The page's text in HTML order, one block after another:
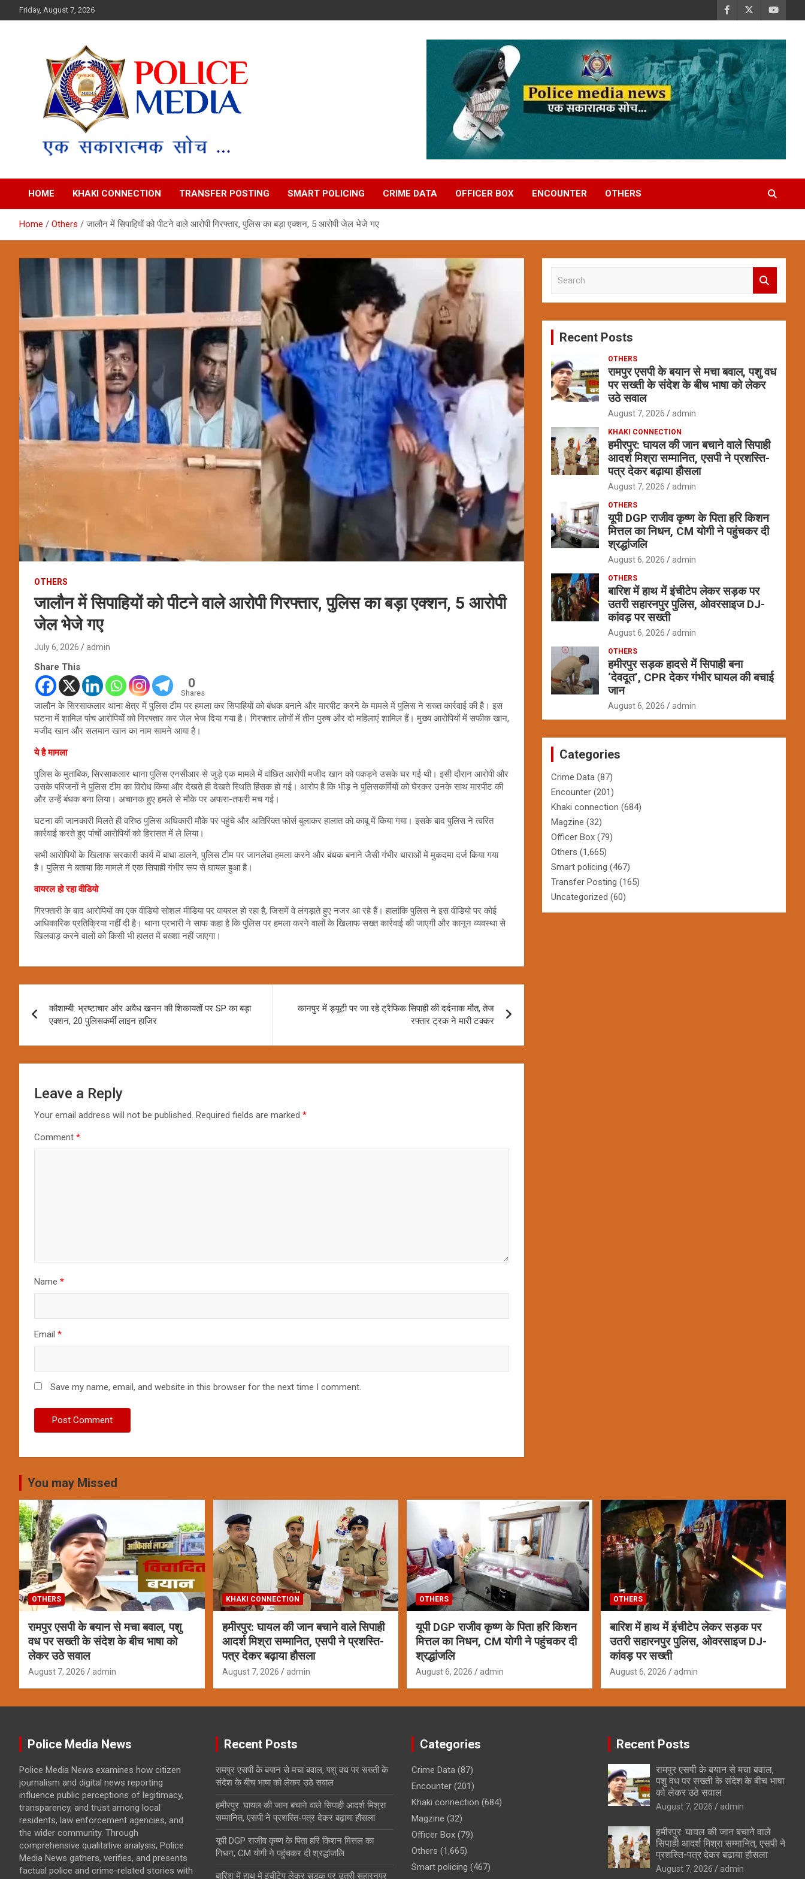
to
Friday, August 7, 2026
Police Media News
HOME KHAKI CONNECTION TRANSFER POSTING SMART POLICING CRIME DATA OFFICER BOX ENCOUNTER OTHERS
Home Others जालौन में सिपाहियों को पीटने वाले आरोपी गिरफ्तार, पुलिस का बड़ा एक्शन, 5 आरोपी जेल भेजे गए
OTHERS
जालौन में सिपाहियों को पीटने वाले आरोपी गिरफ्तार, पुलिस का बड़ा एक्शन, 5 आरोपी
जेल भेजे गए
July 6, 2026 admin
Share This
0
Shares
जालौन के सिरसाकलार थाना क्षेत्र में पुलिस टीम पर हमला कर सिपाहियों को बंधक बनाने और मारपीट करने के मामले में पुलिस ने सख्त कार्रवाई की है। इस
घटना में शामिल पांच आरोपियों को गिरफ्तार कर जेल भेज दिया गया है। गिरफ्तार लोगों में तीन पुरुष और दो महिलाएं शामिल हैं। मुख्य आरोपियों में सफीक खान,
मजीद खान और सलमान खान का नाम सामने आया है।
ये है मामला
पुलिस के मुताबिक, सिरसाकलार थाना पुलिस एनसीआर से जुड़े एक मामले में वांछित आरोपी मजीद खान को पकड़ने उसके घर गई थी। इसी दौरान आरोपी और
उसके परिजनों ने पुलिस टीम का विरोध किया और देखते ही देखते स्थिति हिंसक हो गई। आरोप है कि भीड़ ने पुलिसकर्मियों को घेरकर उनके साथ मारपीट की
और उन्हें बंधक बना लिया। अचानक हुए हमले से मौके पर अफरा-तफरी मच गई।
घटना की जानकारी मिलते ही वरिष्ठ पुलिस अधिकारी मौके पर पहुंचे और अतिरिक्त फोर्स बुलाकर हालात को काबू में किया गया। इसके बाद पुलिस ने त्वरित
कार्रवाई करते हुए पांचों आरोपियों को हिरासत में ले लिया।
सभी आरोपियों के खिलाफ सरकारी कार्य में बाधा डालने, पुलिस टीम पर जानलेवा हमला करने और बंधक बनाने जैसी गंभीर धाराओं में मुकदमा दर्ज किया गया
है। पुलिस ने बताया कि मामले में एक सिपाही गंभीर रूप से घायल हुआ है।
वायरल हो रहा वीडियो
गिरफ्तारी के बाद आरोपियों का एक वीडियो सोशल मीडिया पर वायरल हो रहा है, जिसमें वे लंगड़ाते हुए नजर आ रहे हैं। हालांकि पुलिस ने इस वीडियो पर कोई
आधिकारिक प्रतिक्रिया नहीं दी है। थाना प्रभारी ने साफ कहा है कि पुलिस पर हमला करने वालों के खिलाफ सख्त कार्रवाई की जाएगी और कानून व्यवस्था से
खिलवाड़ करने वालों को किसी भी हालत में बख्शा नहीं जाएगा।
navigation
कौशाम्बी: भ्रष्टाचार और अवैध खनन की शिकायतों पर SP का बड़ा
एक्शन, 20 पुलिसकर्मी लाइन हाजिर
कानपुर में ड्यूटी पर जा रहे ट्रैफिक सिपाही की दर्दनाक मौत, तेज
रफ्तार ट्रक ने मारी टक्कर
Leave a Reply
Your email address will not be published. Required fields are marked *
Comment *
Name *
Email *
Save my name, email, and website in this browser for the next time I comment.
c
Recent Posts
OTHERS
रामपुर एसपी के बयान से मचा बवाल, पशु वध
पर सख्ती के संदेश के बीच भाषा को लेकर
उठे सवाल
August 7, 2026 admin
KHAKI CONNECTION
हमीरपुर: घायल की जान बचाने वाले सिपाही
आदर्श मिश्रा सम्मानित, एसपी ने प्रशस्ति-
पत्र देकर बढ़ाया हौसला
August 7, 2026 admin
OTHERS
यूपी DGP राजीव कृष्ण के पिता हरि किशन
मित्तल का निधन, CM योगी ने पहुंचकर दी
श्रद्धांजलि
August 6, 2026 admin
OTHERS
बारिश में हाथ में इंचीटेप लेकर सड़क पर
उतरी सहारनपुर पुलिस, ओवरसाइज DJ-
कांवड़ पर सख्ती
August 6, 2026 admin
OTHERS
हमीरपुर सड़क हादसे में सिपाही बना
‘देवदूत’, CPR देकर गंभीर घायल की बचाई
जान
August 6, 2026 admin
Categories
Crime Data (87)
Encounter (201)
Khaki connection (684)
Magzine (32)
Officer Box (79)
Others (1,665)
Smart policing (467)
Transfer Posting (165)
Uncategorized (60)
You may Missed
OTHERS
रामपुर एसपी के बयान से मचा बवाल, पशु
वध पर सख्ती के संदेश के बीच भाषा को
लेकर उठे सवाल
August 7, 2026 admin
KHAKI CONNECTION
हमीरपुर: घायल की जान बचाने वाले सिपाही
आदर्श मिश्रा सम्मानित, एसपी ने प्रशस्ति-
पत्र देकर बढ़ाया हौसला
August 7, 2026 admin
OTHERS
यूपी DGP राजीव कृष्ण के पिता हरि किशन
मित्तल का निधन, CM योगी ने पहुंचकर दी
श्रद्धांजलि
August 6, 2026 admin
OTHERS
बारिश में हाथ में इंचीटेप लेकर सड़क पर
उतरी सहारनपुर पुलिस, ओवरसाइज DJ-
कांवड़ पर सख्ती
August 6, 2026 admin
Police Media News
Police Media News examines how citizen
journalism and digital news reporting
influence public perceptions of legitimacy,
transparency, and trust among local
residents, law enforcement agencies, and
the wider community. Through
comprehensive qualitative analysis, Police
Media News gathers, verifies, and presents
factual police and crime-related stories with
Recent Posts
रामपुर एसपी के बयान से मचा बवाल, पशु वध पर सख्ती के
संदेश के बीच भाषा को लेकर उठे सवाल
हमीरपुर: घायल की जान बचाने वाले सिपाही आदर्श मिश्रा
सम्मानित, एसपी ने प्रशस्ति-पत्र देकर बढ़ाया हौसला
यूपी DGP राजीव कृष्ण के पिता हरि किशन मित्तल का
निधन, CM योगी ने पहुंचकर दी श्रद्धांजलि
बारिश में हाथ में इंचीटेप लेकर सड़क पर उतरी सहारनपुर
Categories
Crime Data (87)
Encounter (201)
Khaki connection (684)
Magzine (32)
Officer Box (79)
Others (1,665)
Smart policing (467)
Recent Posts
रामपुर एसपी के बयान से मचा बवाल,
पशु वध पर सख्ती के संदेश के बीच भाषा
को लेकर उठे सवाल
August 7, 2026 admin
हमीरपुर: घायल की जान बचाने वाले
सिपाही आदर्श मिश्रा सम्मानित, एसपी ने
प्रशस्ति-पत्र देकर बढ़ाया हौसला
August 7, 2026 admin